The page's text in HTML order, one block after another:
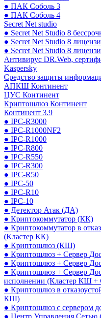
● ПАК Соболь 3
● ПАК Соболь 4
Secret Net studio
● Secret Net Studio 8
● Secret Net Studio 8
● Secret Net Studio 8
Антивирус DR.Web,
Kaspersky
Средство защиты
АПКШ Континент
ЦУС Континент
Криптошлюз Континент
Континент 3.9
● IPC-R3000
● IPC-R1000NF2
● IPC-R1000
● IPC-R800
● IPC-R550
● IPC-R300
● IPC-R50
● IPC-50
● IPC-R10
● IPC-10
● Детектор Атак (ДА)
● Криптокоммутатор (КК)
● Криптокоммутатор в
(Кластер КК)
● Криптошлюз (КШ)
● Криптошлюз + Сервер
● Криптошлюз + Сервер
● Криптошлюз + Сервер
исполнении (Кластер КШ +
● Криптошлюз в
КШ)
● Криптошлюз с сервером
● Центр Управления